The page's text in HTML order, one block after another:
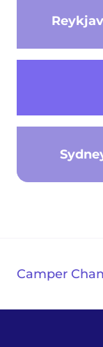
Camper